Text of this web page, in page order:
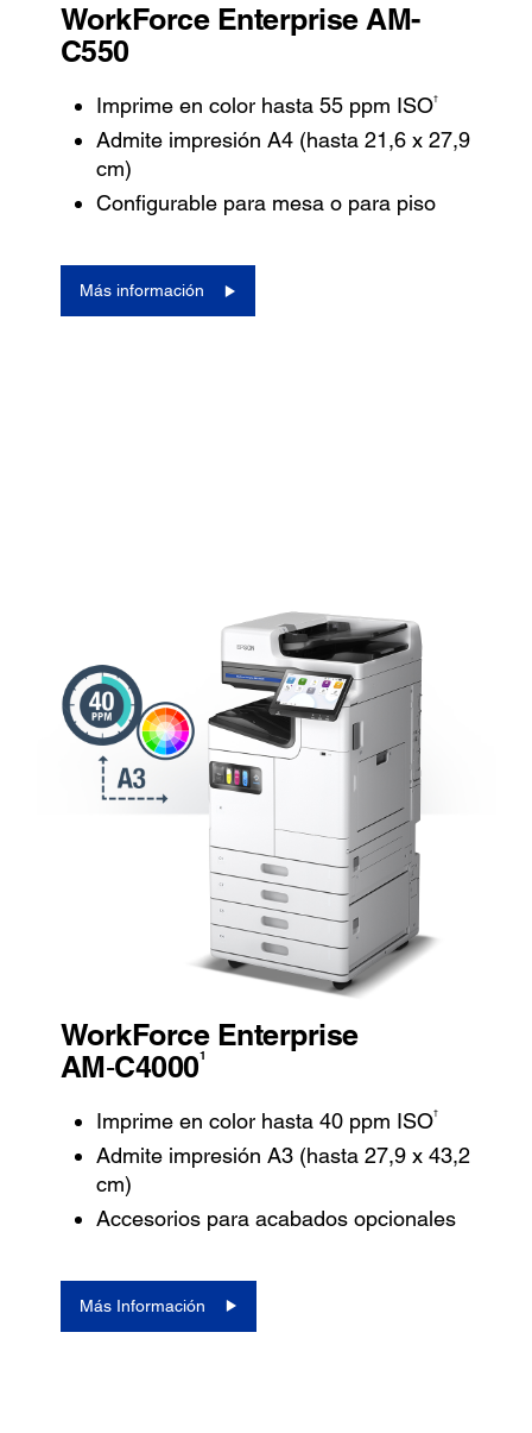
WorkForce Enterprise AM-
C550
Imprime en color hasta 55 ppm ISO†
Admite impresión A4 (hasta 21,6 x 27,9
cm)
Configurable para mesa o para piso
Más información
WorkForce Enterprise
AM‑C40001
Imprime en color hasta 40 ppm ISO†
Admite impresión A3 (hasta 27,9 x 43,2
cm)
Accesorios para acabados opcionales
Más Información